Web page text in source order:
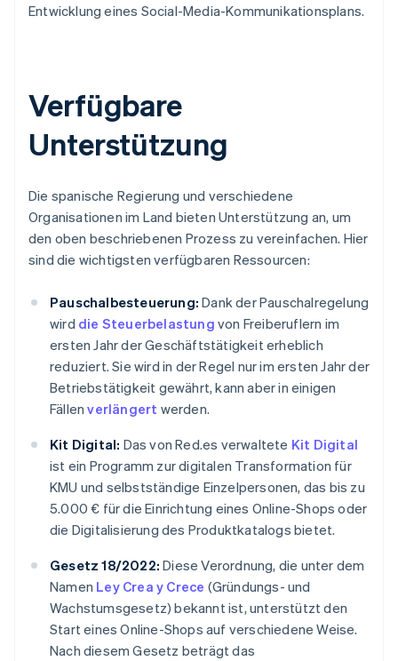
Entwicklung eines Social-Media-Kommunikationsplans.
Verfügbare
Unterstützung
Die spanische Regierung und verschiedene
Organisationen im Land bieten Unterstützung an, um
den oben beschriebenen Prozess zu vereinfachen. Hier
sind die wichtigsten verfügbaren Ressourcen:
Pauschalbesteuerung: Dank der Pauschalregelung
wird die Steuerbelastung von Freiberuflern im
ersten Jahr der Geschäftstätigkeit erheblich
reduziert. Sie wird in der Regel nur im ersten Jahr der
Betriebstätigkeit gewährt, kann aber in einigen
Fällenverlängert werden.
Kit Digital: Das von Red.es verwaltete Kit Digital
ist ein Programm zur digitalen Transformation für
KMU und selbstständige Einzelpersonen, das bis zu
5.000 € für die Einrichtung eines Online-Shops oder
die Digitalisierung des Produktkatalogs bietet.
Gesetz 18/2022: Diese Verordnung, die unter dem
Namen Ley Crea y Crece (Gründungs- und
Wachstumsgesetz) bekannt ist, unterstützt den
Start eines Online-Shops auf verschiedene Weise.
Nach diesem Gesetz beträgt das